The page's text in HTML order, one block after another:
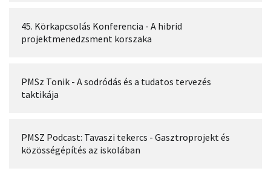
45. Körkapcsolás Konferencia - A hibrid
projektmenedzsment korszaka
PMSz Tonik - A sodródás és a tudatos tervezés
taktikája
PMSZ Podcast: Tavaszi tekercs - Gasztroprojekt és
közösségépítés az iskolában